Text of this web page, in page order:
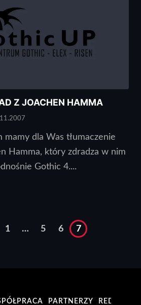
Z JOACHEN HAMMA
mamy dla Was tłumaczenie
Hamma, który zdradza w nim
Gothic 4....
1 … 5 6 7
PARTNERZY REDAKCJA